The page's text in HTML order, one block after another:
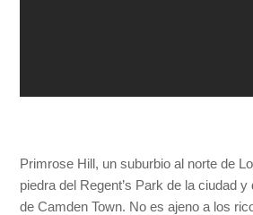
Primrose Hill, un suburbio al norte de
piedra del Regent’s Park de la ciudad
de Camden Town. No es ajeno a los